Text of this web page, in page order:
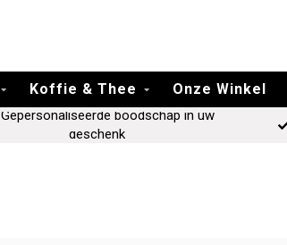
Koffie & Thee Onze Winkel
Gepersonaliseerde boodschap in uw
geschenk